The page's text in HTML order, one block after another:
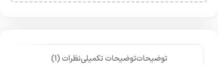
توضیحاتتوضیحات تکمیلینظرات (1)